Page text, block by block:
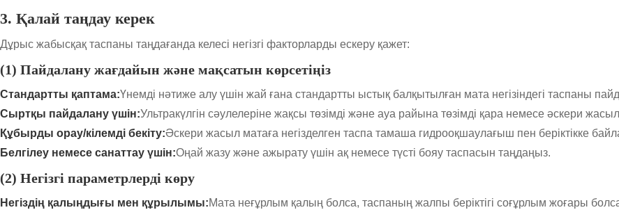
3. Қалай таңдау керек
Дұрыс жабысқақ таспаны таңдағанда келесі негізгі факторларды ескеру қажет:
(1) Пайдалану жағдайын және мақсатын көрсетіңіз
Стандартты қаптама:Үнемді нәтиже алу үшін жай ғана стандартты ыстық балқытылған мата негізіндегі таспаны
Сыртқы пайдалану үшін:Ультракүлгін сәулелеріне жақсы төзімді және ауа райына төзімді қара немесе әскери
Құбырды орау/кілемді бекіту:Әскери жасыл матаға негізделген таспа тамаша гидрооқшаулағыш пен беріктікке
Белгілеу немесе санаттау үшін:Оңай жазу және ажырату үшін ақ немесе түсті бояу таспасын таңдаңыз.
(2) Негізгі параметрлерді көру
Негіздің қалыңдығы мен құрылымы:Мата неғұрлым қалың болса, таспаның жалпы беріктігі соғұрлым жоғары